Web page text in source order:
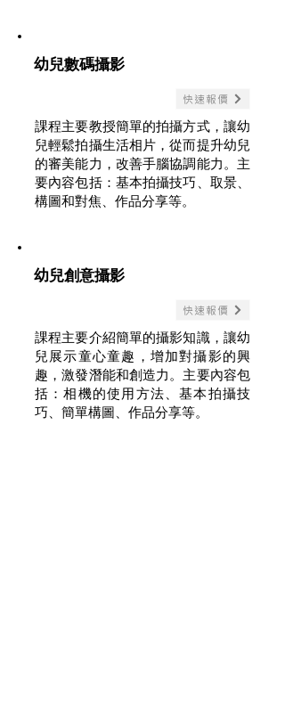
幼兒數碼攝影
快速報價
課程主要教授簡單的拍攝方式，讓幼
兒輕鬆拍攝生活相片，從而提升幼兒
的審美能力，改善手腦協調能力。主
要內容包括：基本拍攝技巧、取景、
構圖和對焦、作品分享等。
幼兒創意攝影
快速報價
課程主要介紹簡單的攝影知識，讓幼
兒展示童心童趣，增加對攝影的興
趣，激發潛能和創造力。主要內容包
括：相機的使用方法、基本拍攝技
巧、簡單構圖、作品分享等。